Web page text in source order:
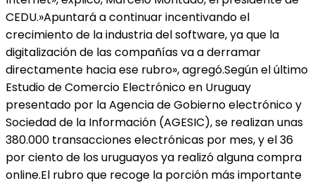
CEDU.»Apuntará a continuar incentivando el
crecimiento de la industria del software, ya que la
digitalización de las compañías va a derramar
directamente hacia ese rubro», agregó.Según el último
Estudio de Comercio Electrónico en Uruguay
presentado por la Agencia de Gobierno electrónico y
Sociedad de la Información (AGESIC), se realizan unas
380.000 transacciones electrónicas por mes, y el 36
por ciento de los uruguayos ya realizó alguna compra
online.El rubro que recoge la porción más importante